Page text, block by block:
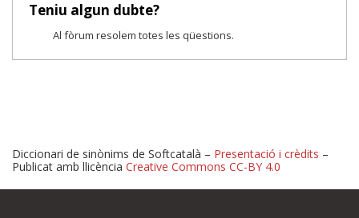
Teniu algun dubte?
Al fòrum resolem totes les qüestions.
Diccionari de sinònims de Softcatalà – Presentació i crèdits –
Publicat amb llicència Creative Commons CC-BY 4.0